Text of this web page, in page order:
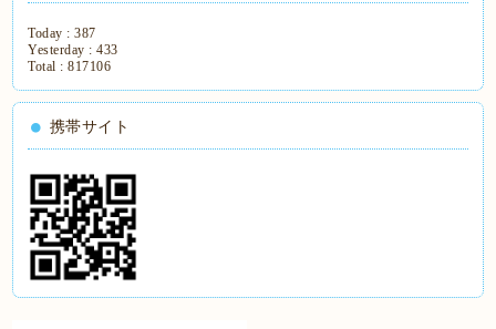
Today :387
Yesterday :433
Total :817106
携帯サイト